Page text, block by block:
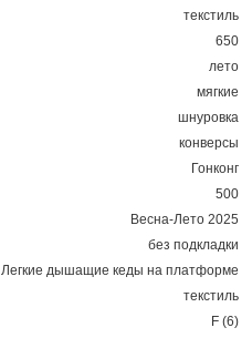
текстиль
650
лето
мягкие
шнуровка
конверсы
Гонконг
500
Весна-Лето 2025
без подкладки
Легкие дышащие кеды на платформе
текстиль
F (6)